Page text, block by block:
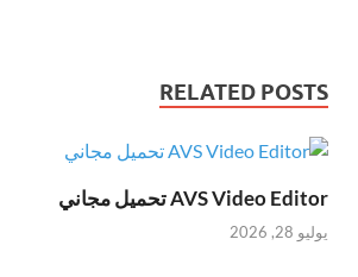
RELATED POSTS
AVS Video Editor تحميل مجاني
يوليو 28, 2026